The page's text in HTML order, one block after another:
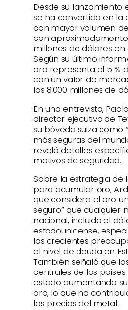
Desde su lanzamiento
se ha convertido en la
con mayor volumen
con aproximadamente
millones de dólares en
Según su último
oro representa el 5 %
con un valor de
los 8.000 millones de
En una entrevista,
director ejecutivo de
su bóveda suiza como
más seguras del
reveló detalles
motivos de seguridad.
Sobre la estrategia de
para acumular oro,
que considera el oro
seguro” que cualquier
nacional, incluido el
estadounidense,
las crecientes
el nivel de deuda en
También señaló que
centrales de los países
estado aumentando
oro, lo que ha
los precios del metal.